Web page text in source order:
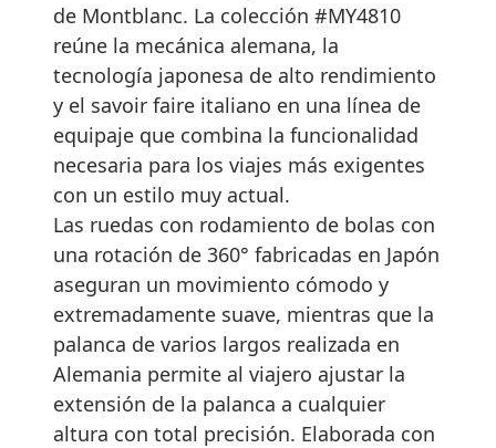
de Montblanc. La colección #MY4810
reúne la mecánica alemana, la
tecnología japonesa de alto rendimiento
y el savoir faire italiano en una línea de
equipaje que combina la funcionalidad
necesaria para los viajes más exigentes
con un estilo muy actual.
Las ruedas con rodamiento de bolas con
una rotación de 360° fabricadas en Japón
aseguran un movimiento cómodo y
extremadamente suave, mientras que la
palanca de varios largos realizada en
Alemania permite al viajero ajustar la
extensión de la palanca a cualquier
altura con total precisión. Elaborada con